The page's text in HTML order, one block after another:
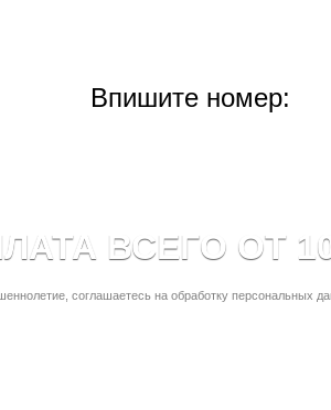
Впишите номер:
ВСЕГО ОТ
соглашаетесь на обработку персональных